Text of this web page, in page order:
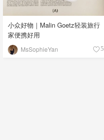
小众好物｜Malin Goetz轻装旅行
家便携好用
MsSophieYan 5